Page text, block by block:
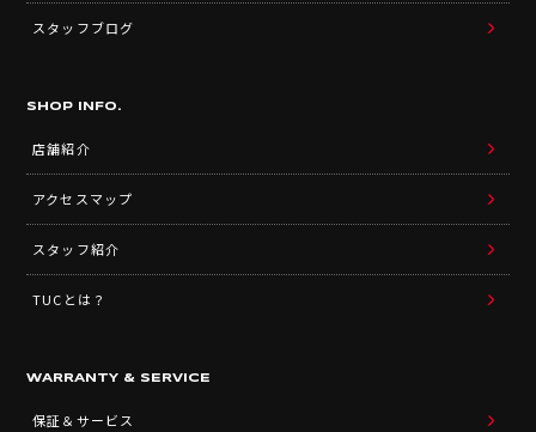
スタッフブログ
SHOP INFO.
店舗紹介
アクセスマップ
スタッフ紹介
TUCとは？
WARRANTY & SERVICE
保証＆サービス